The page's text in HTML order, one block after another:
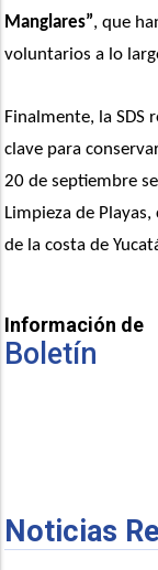
Manglares”, que
voluntarios a lo
Finalmente, la SDS
clave para
20 de septiembre
Limpieza de
de la costa de
Información de
Boletín
Noticias